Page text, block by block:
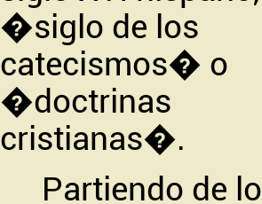
�siglo de los
catecismos� o
�doctrinas
cristianas�.
Partiendo de lo